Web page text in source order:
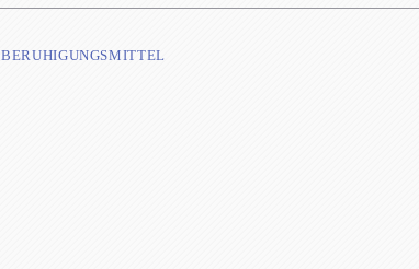
BERUHIGUNGSMITTEL